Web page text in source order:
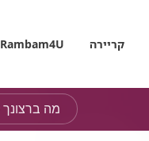
קריירה Rambam4U
בחירת
שים
לב,
בבחירת
מה
ברצונך
לחפש?